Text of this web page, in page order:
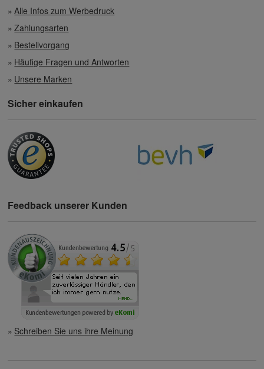
Alle Infos zum Werbedruck
Zahlungsarten
Bestellvorgang
Häufige Fragen und Antworten
Unsere Marken
Sicher einkaufen
Feedback unserer Kunden
Schreiben Sie uns ihre Meinung